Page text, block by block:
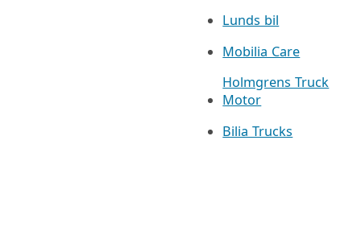
Lunds bil
Mobilia Care
Holmgrens Truck
Motor
Bilia Trucks